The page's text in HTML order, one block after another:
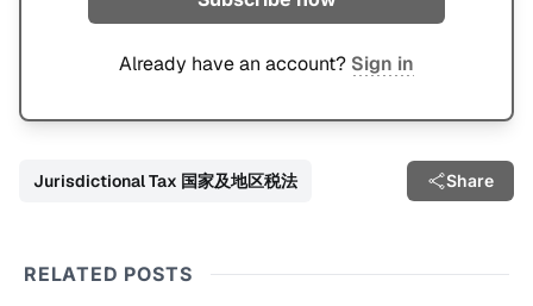
Already have an account? Sign in
Jurisdictional Tax 国家及地区税法 Share
RELATED POSTS